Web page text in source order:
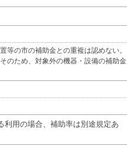
等の市の補助金との重複は認めない。
のため、対象外の機器・設備の補助金
利用の場合、補助率は別途規定あ